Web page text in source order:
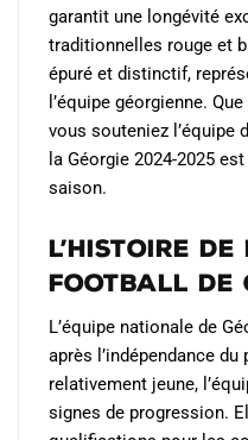
garantit une longévité
traditionnelles rouge et
épuré et distinctif,
l’équipe géorgienne.
vous souteniez l’équipe
la Géorgie 2024-2025
saison.
L’Histoire de
Football de
L’équipe nationale de
après l’indépendance du
relativement jeune,
signes de progression.